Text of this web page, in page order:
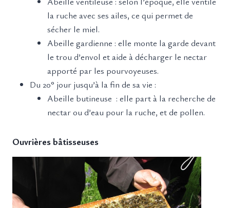
la ruche avec ses ailes, ce qui permet de
sécher le miel.
Abeille gardienne : elle monte la garde devant
le trou d’envol et aide à décharger le nectar
apporté par les pourvoyeuses.
Du 20° jour jusqu’à la fin de sa vie :
Abeille butineuse : elle part à la recherche de
nectar ou d’eau pour la ruche, et de pollen.
Ouvrières bâtisseuses